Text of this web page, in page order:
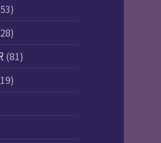
(81)